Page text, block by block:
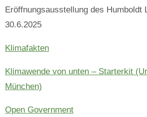
Eröffnungsausstellung des Humboldt
30.6.2025
Klimafakten
Klimawende von unten – Starterkit
München)
Open Government